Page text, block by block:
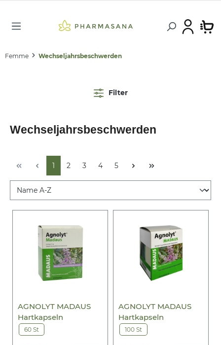
Femme Wechseljahrsbeschwerden
Filter
Wechseljahrsbeschwerden
1 2 3 4 5
AGNOLYT MADAUS
Hartkapseln
60 St
AGNOLYT MADAUS
Hartkapseln
100 St